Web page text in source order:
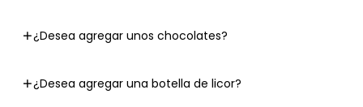
¿Desea agregar unos chocolates?
¿Desea agregar una botella de licor?